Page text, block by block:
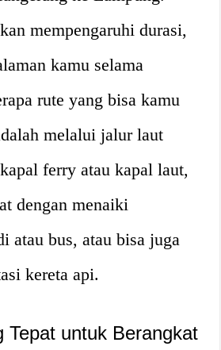
mempengaruhi durasi,
kamu selama
rute yang bisa kamu
melalui jalur laut
ferry atau kapal laut,
dengan menaiki
atau bus, atau bisa juga
kereta api.
Tepat untuk Berangkat